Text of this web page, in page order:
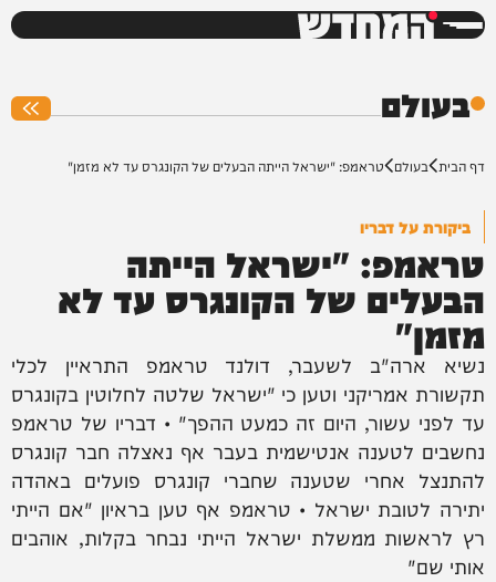
המחדש
בעולם
דף הבית בעולם טראמפ: "ישראל הייתה הבעלים של הקונגרס עד לא מזמן"
ביקורת על דבריו
טראמפ: "ישראל הייתה
הבעלים של הקונגרס עד לא
מזמן"
נשיא ארה"ב לשעבר, דולנד טראמפ התראיין לכלי
תקשורת אמריקני וטען כי "ישראל שלטה לחלוטין בקונגרס
עד לפני עשור, היום זה כמעט ההפך" • דבריו של טראמפ
נחשבים לטענה אנטישמית בעבר אף נאצלה חבר קונגרס
להתנצל אחרי שטענה שחברי קונגרס פועלים באהדה
יתירה לטובת ישראל • טראמפ אף טען בראיון "אם הייתי
רץ לראשות ממשלת ישראל הייתי נבחר בקלות, אוהבים
אותי שם"